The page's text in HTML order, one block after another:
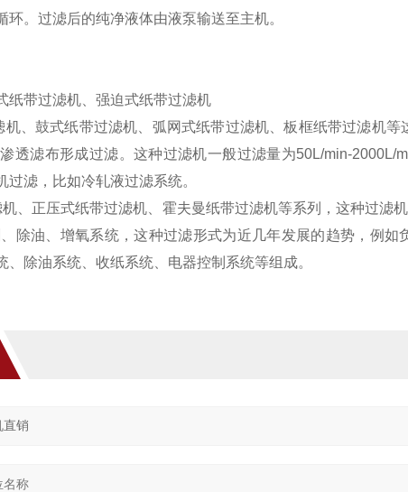
。过滤后的纯净液体由液泵输送至主机。
纸带过滤机、强迫式纸带过滤机
、鼓式纸带过滤机、弧网式纸带过滤机、板框纸带过滤机
透滤布形成过滤。这种过滤机一般过滤量为50L/min-2000L/
滤，比如冷轧液过滤系统。
、正压式纸带过滤机、霍夫曼纸带过滤机等系列，这种过滤
除油、增氧系统，这种过滤形式为近几年发展的趋势，例如
除油系统、收纸系统、电器控制系统等组成。